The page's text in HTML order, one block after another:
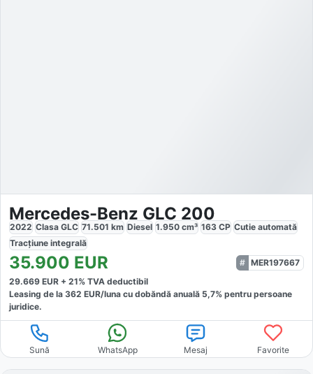
Mercedes-Benz GLC 200
2022 Clasa GLC 71.501 km Diesel 1.950 cm³ 163 CP Cutie automată
Tracțiune integrală
35.900 EUR
MER197667
29.669 EUR + 21% TVA deductibil
Leasing de la 362 EUR/luna cu dobăndă anuală 5,7% pentru persoane
juridice.
Sună WhatsApp Mesaj Favorite